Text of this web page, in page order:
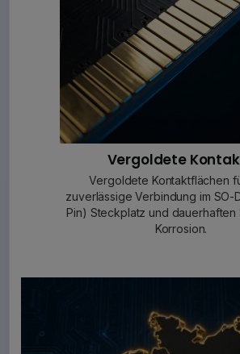
Vergoldete
Vergoldete Kontaktflächen
zuverlässige Verbindung im SO-
Pin) Steckplatz und dauerhaften
Korrosion.